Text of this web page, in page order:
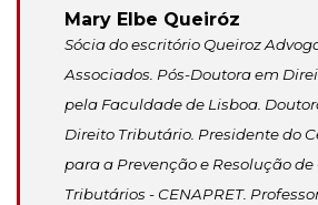
Mary Elbe Queiróz
Sócia do escritório Queiroz
Associados. Pós-Doutora em
pela Faculdade de Lisboa.
Direito Tributário. Presidente do
para a Prevenção e Resolução de
Tributários - CENAPRET.